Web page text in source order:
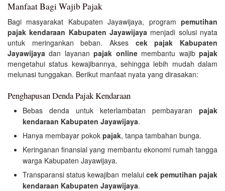
Manfaat Bagi Wajib Pajak
Bagi masyarakat Kabupaten Jayawijaya, program pemutihan
pajak kendaraan Kabupaten Jayawijaya menjadi solusi nyata
untuk meringankan beban. Akses cek pajak Kabupaten
Jayawijaya dan layananpajak onlinemembantu wajibpajak
mengetahui status kewajibannya, sehingga lebih mudah dalam
melunasi tunggakan. Berikut manfaat nyata yang dirasakan:
Penghapusan Denda Pajak Kendaraan
Bebas denda untuk keterlambatan pembayaran pajak
kendaraan Kabupaten Jayawijaya.
Hanya membayar pokok pajak, tanpa tambahan bunga.
Keringanan finansial yang membantu ekonomi rumah tangga
warga Kabupaten Jayawijaya.
Transparansi status kewajiban melalui cek pemutihan pajak
kendaraan Kabupaten Jayawijaya.